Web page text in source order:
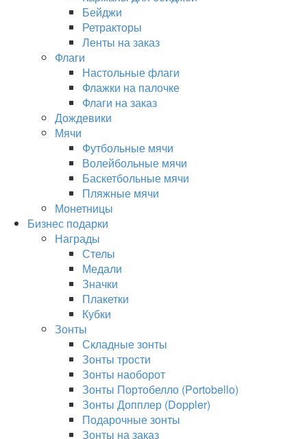
Бейджи
Ретракторы
Ленты на заказ
Флаги
Настольные флаги
Флажки на палочке
Флаги на заказ
Дождевики
Мячи
Футбольные мячи
Волейбольные мячи
Баскетбольные мячи
Пляжные мячи
Монетницы
Бизнес подарки
Награды
Стелы
Медали
Значки
Плакетки
Кубки
Зонты
Складные зонты
Зонты трости
Зонты наоборот
Зонты Портобелло (Portobello)
Зонты Допплер (Doppler)
Подарочные зонты
Зонты на заказ